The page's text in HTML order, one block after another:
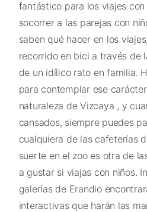
fantástico para los viajes
socorrer a las parejas con
saben qué hacer en los
recorrido en bici a través de
de un idílico rato en familia.
para contemplar ese
naturaleza de Vizcaya , y
cansados, siempre puedes
cualquiera de las cafeterías
suerte en el zoo es otra de
a gustar si viajas con niños.
galerías de Erandio
interactivas que harán las